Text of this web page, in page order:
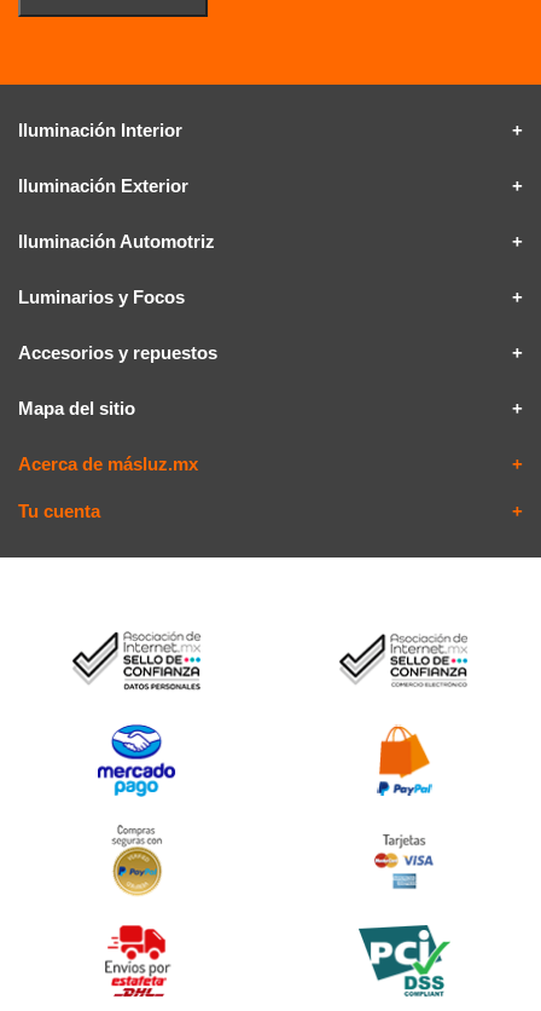
Iluminación Interior
Iluminación Exterior
Iluminación Automotriz
Luminarios y Focos
Accesorios y repuestos
Mapa del sitio
Acerca de másluz.mx
Tu cuenta